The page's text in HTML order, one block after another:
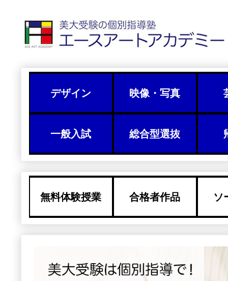
デザイン 映像・写真
一般入試 総合型選抜
無料体験授業 合格者作品 ソ